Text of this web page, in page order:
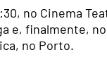
no Cinema
e, finalmente, no
no Porto.